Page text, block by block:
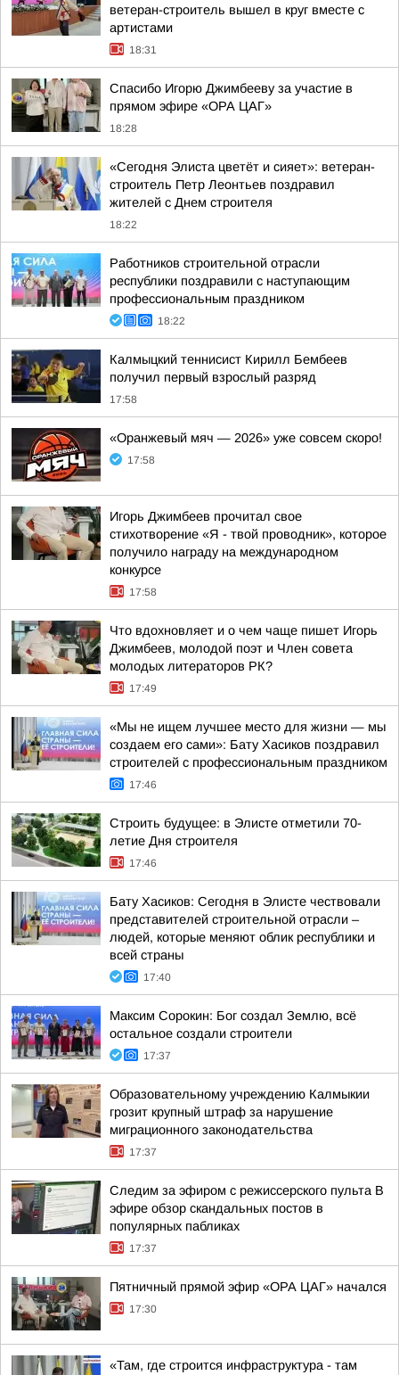
ветеран-строитель вышел в круг вместе с
артистами
18:31
Спасибо Игорю Джимбееву за участие в
прямом эфире «ОРА ЦАГ»
18:28
«Сегодня Элиста цветёт и сияет»: ветеран-
строитель Петр Леонтьев поздравил
жителей с Днем строителя
18:22
Работников строительной отрасли
республики поздравили с наступающим
профессиональным праздником
18:22
Калмыцкий теннисист Кирилл Бембеев
получил первый взрослый разряд
17:58
«Оранжевый мяч — 2026» уже совсем скоро!
17:58
Игорь Джимбеев прочитал свое
стихотворение «Я - твой проводник», которое
получило награду на международном
конкурсе
17:58
Что вдохновляет и о чем чаще пишет Игорь
Джимбеев, молодой поэт и Член совета
молодых литераторов РК?
17:49
«Мы не ищем лучшее место для жизни — мы
создаем его сами»: Бату Хасиков поздравил
строителей с профессиональным праздником
17:46
Строить будущее: в Элисте отметили 70-
летие Дня строителя
17:46
Бату Хасиков: Сегодня в Элисте чествовали
представителей строительной отрасли –
людей, которые меняют облик республики и
всей страны
17:40
Максим Сорокин: Бог создал Землю, всё
остальное создали строители
17:37
Образовательному учреждению Калмыкии
грозит крупный штраф за нарушение
миграционного законодательства
17:37
Следим за эфиром с режиссерского пульта В
эфире обзор скандальных постов в
популярных пабликах
17:37
Пятничный прямой эфир «ОРА ЦАГ» начался
17:30
«Там, где строится инфраструктура - там